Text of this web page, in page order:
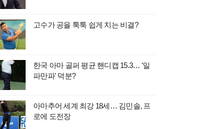
고수가 공을 툭툭 쉽게 치는 비결?
한국 아마 골퍼 평균 핸디캡 15.3… '일
파만파' 덕분?
아마추어 세계 최강 18세… 김민솔, 프
로에 도전장